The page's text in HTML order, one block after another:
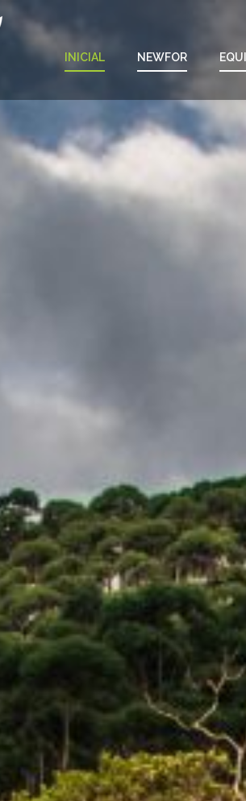
INICIAL NEWFOR